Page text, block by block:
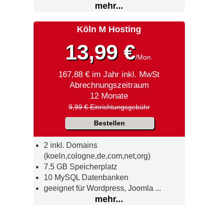
mehr...
Köln M Hosting
13,99 €/Mon.
167,88 € im Jahr inkl. MwSt
Abrechnungszeitraum
12 Monate
9,99 € Einrichtungsgebühr
Bestellen
2 inkl. Domains
(koeln,cologne,de,com,net,org)
7.5 GB Speicherplatz
10 MySQL Datenbanken
geeignet für Wordpress, Joomla ...
mehr...